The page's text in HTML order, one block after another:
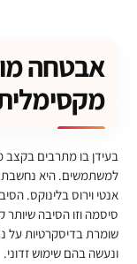
אבטחה
בעידן בו מתרבים בקצב
למשתמשים. היא נחשבת
אנטי וירוס בלינוקס.
סיסמה וזו הסיבה
שומרת בדיסקרטיות על
ונעשה בהם שימוש זדוני.